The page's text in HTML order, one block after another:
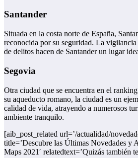
Santander
Situada en la costa norte de España,
reconocida por su seguridad. La
de delitos hacen de Santander un lugar
Segovia
Otra ciudad que se encuentra en el
su aqueducto romano, la ciudad es un
calidad de vida, atrayendo a numerosos
ambiente tranquilo.
[aib_post_related url=’/actualidad/
title=’Descubre las Últimas Novedades y
Maps 2021′ relatedtext=’Quizás también